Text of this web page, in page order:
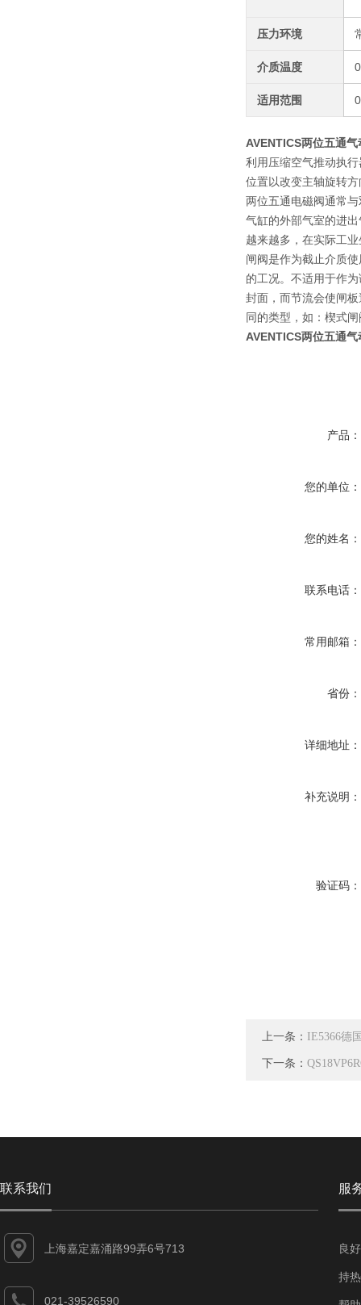
压力环境
介质温度
适用范围
AVENTICS两位五通
利用压缩空气推动执
位置以改变主轴旋转
两位五通电磁阀通常
气缸的外部气室的进
越来越多，在实际工
闸阀是作为截止介质
的工况。不适用于作
封面，而节流会使闸
同的类型，如：楔式
AVENTICS两位五通
产品：
您的单位：
您的姓名：
联系电话：
常用邮箱：
省份：
详细地址：
补充说明：
验证码：
上一条： IE5366德
下一条：
联系我们
上海嘉定嘉涌路99弄6号713
021-39526590
服
良
持